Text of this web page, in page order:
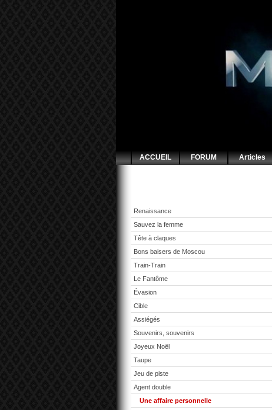
ACCUEIL FORUM Articles
Renaissance
Sauvez la femme
Tête à claques
Bons baisers de Moscou
Train-Train
Le Fantôme
Évasion
Cible
Assiégés
Souvenirs, souvenirs
Joyeux Noël
Taupe
Jeu de piste
Agent double
Une affaire personnelle